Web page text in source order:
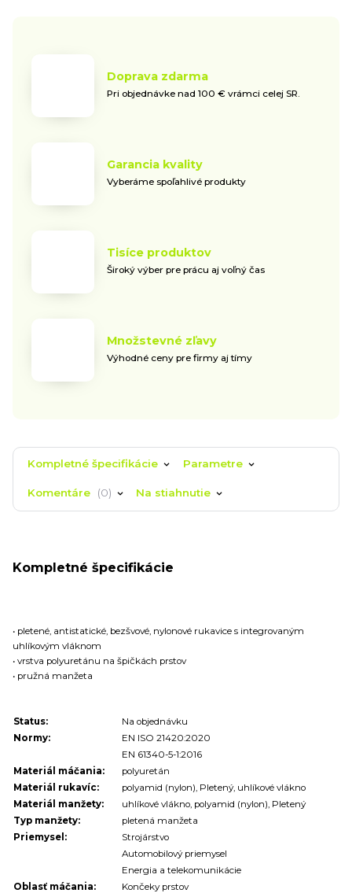
Doprava zdarma
Pri objednávke nad 100 € vrámci celej SR.
Garancia kvality
Vyberáme spoľahlivé produkty
Tisíce produktov
Široký výber pre prácu aj voľný čas
Množstevné zľavy
Výhodné ceny pre firmy aj tímy
Kompletné špecifikácie Parametre
Komentáre 0 Na stiahnutie
Kompletné špecifikácie
• pletené, antistatické, bezšvové, nylonové rukavice s integrovaným
uhlíkovým vláknom
• vrstva polyuretánu na špičkách prstov
• pružná manžeta
Status:
Na objednávku
Normy:
EN ISO 21420:2020
EN 61340-5-1:2016
Materiál máčania:
polyuretán
Materiál rukavíc:
polyamid (nylon), Pletený, uhlíkové vlákno
Materiál manžety:
uhlíkové vlákno, polyamid (nylon), Pletený
Typ manžety:
pletená manžeta
Priemysel:
Strojárstvo
Automobilový priemysel
Energia a telekomunikácie
Oblasť máčania:
Končeky prstov